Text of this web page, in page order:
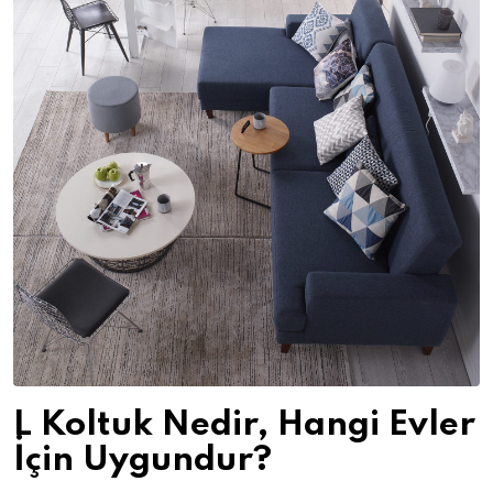
L Koltuk Nedir, Hangi Evler
İçin Uygundur?